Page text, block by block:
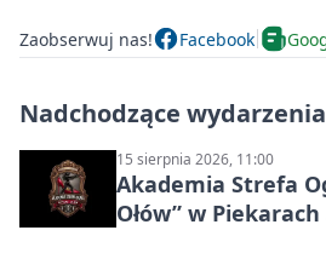
Zaobserwuj nas! Facebook
Nadchodzące wydarzenia
15 sierpnia 2026, 11:00
Akademia Strefa
Ołów” w